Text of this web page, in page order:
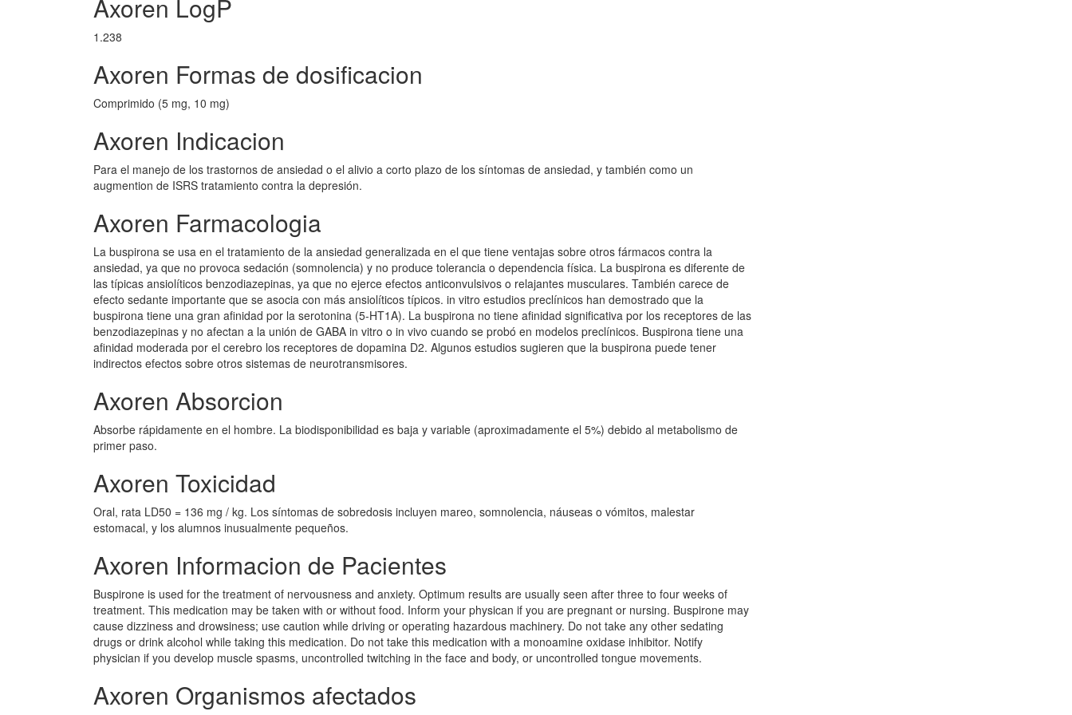
Axoren LogP
1.238
Axoren Formas de dosificacion
Comprimido (5 mg, 10 mg)
Axoren Indicacion
Para el manejo de los trastornos de ansiedad o el alivio a corto plazo de los síntomas de ansiedad, y también como un
augmention de ISRS tratamiento contra la depresión.
Axoren Farmacologia
La buspirona se usa en el tratamiento de la ansiedad generalizada en el que tiene ventajas sobre otros fármacos contra la
ansiedad, ya que no provoca sedación (somnolencia) y no produce tolerancia o dependencia física. La buspirona es diferente de
las típicas ansiolíticos benzodiazepinas, ya que no ejerce efectos anticonvulsivos o relajantes musculares. También carece de
efecto sedante importante que se asocia con más ansiolíticos típicos. in vitro estudios preclínicos han demostrado que la
buspirona tiene una gran afinidad por la serotonina (5-HT1A). La buspirona no tiene afinidad significativa por los receptores de las
benzodiazepinas y no afectan a la unión de GABA in vitro o in vivo cuando se probó en modelos preclínicos. Buspirona tiene una
afinidad moderada por el cerebro los receptores de dopamina D2. Algunos estudios sugieren que la buspirona puede tener
indirectos efectos sobre otros sistemas de neurotransmisores.
Axoren Absorcion
Absorbe rápidamente en el hombre. La biodisponibilidad es baja y variable (aproximadamente el 5%) debido al metabolismo de
primer paso.
Axoren Toxicidad
Oral, rata LD50 = 136 mg / kg. Los síntomas de sobredosis incluyen mareo, somnolencia, náuseas o vómitos, malestar
estomacal, y los alumnos inusualmente pequeños.
Axoren Informacion de Pacientes
Buspirone is used for the treatment of nervousness and anxiety. Optimum results are usually seen after three to four weeks of
treatment. This medication may be taken with or without food. Inform your physican if you are pregnant or nursing. Buspirone may
cause dizziness and drowsiness; use caution while driving or operating hazardous machinery. Do not take any other sedating
drugs or drink alcohol while taking this medication. Do not take this medication with a monoamine oxidase inhibitor. Notify
physician if you develop muscle spasms, uncontrolled twitching in the face and body, or uncontrolled tongue movements.
Axoren Organismos afectados